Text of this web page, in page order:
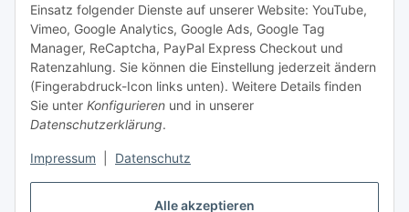
Alle akzeptieren
Einsatz folgender Dienste auf unserer Website: YouTube,
Vimeo, Google Analytics, Google Ads, Google Tag
Manager, ReCaptcha, PayPal Express Checkout und
Ratenzahlung. Sie können die Einstellung jederzeit ändern
(Fingerabdruck-Icon links unten). Weitere Details finden
Sie unter Konfigurieren und in unserer
Datenschutzerklärung.
Impressum Datenschutz
Abonnieren
Informationen
Gesetzliche Informationen
Vertrag widerrufen